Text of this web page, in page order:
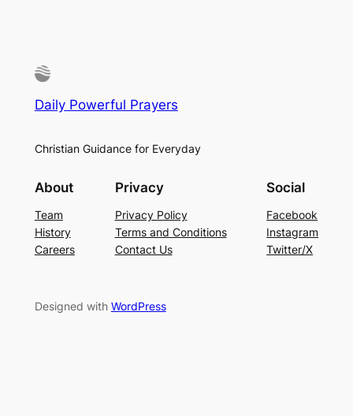
Daily Powerful Prayers
Christian Guidance for Everyday
About
Team
History
Careers
Privacy
Privacy Policy
Terms and Conditions
Contact Us
Social
Facebook
Instagram
Twitter/X
Designed with WordPress